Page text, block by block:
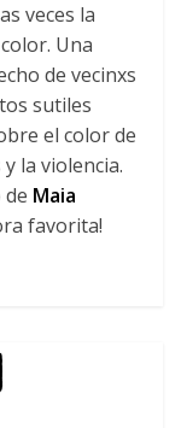
veces la
Una
de vecinxs
sutiles
el color de
la violencia.
Maia
favorita!